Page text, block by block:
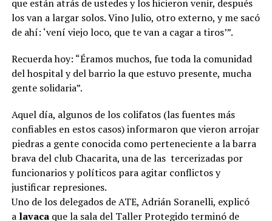
que están atrás de ustedes y los hicieron venir, después
los van a largar solos. Vino Julio, otro externo, y me sacó
de ahí: ‘vení viejo loco, que te van a cagar a tiros’”.
Recuerda hoy: “Éramos muchos, fue toda la comunidad
del hospital y del barrio la que estuvo presente, mucha
gente solidaria”.
Aquel día, algunos de los colifatos (las fuentes más
confiables en estos casos) informaron que vieron arrojar
piedras a gente conocida como perteneciente a la barra
brava del club Chacarita, una de las tercerizadas por
funcionarios y políticos para agitar conflictos y
justificar represiones.
Uno de los delegados de ATE, Adrián Soranelli, explicó
a lavacaque la sala del Taller Protegido terminó de